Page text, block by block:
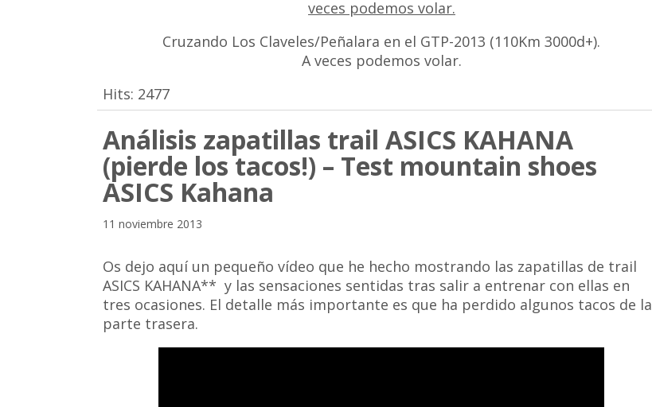
Cruzando Los Claveles/Peñalara en el GTP-2013 (110Km 3000d+).
A veces podemos volar.
Hits: 2477
Análisis zapatillas trail ASICS KAHANA
(pierde los tacos!) – Test mountain shoes
ASICS Kahana
11 noviembre 2013
Os dejo aquí un pequeño vídeo que he hecho mostrando las zapatillas de trail
ASICS KAHANA** y las sensaciones sentidas tras salir a entrenar con ellas en
tres ocasiones. El detalle más importante es que ha perdido algunos tacos de la
parte trasera.